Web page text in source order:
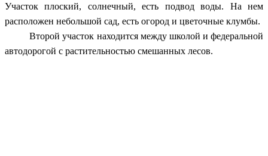
Участок плоский, солнечный, есть подвод воды. На нем
расположен небольшой сад, есть огород и цветочные клумбы.
Второй участок находится между школой и федеральной
автодорогой с растительностью смешанных лесов.